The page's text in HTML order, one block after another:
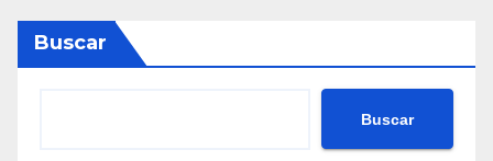
Buscar
Buscar